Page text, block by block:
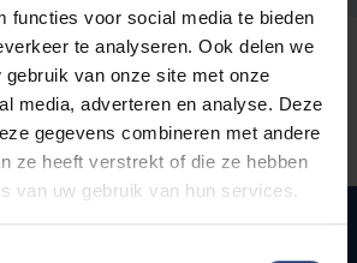
functies voor social media te bieden
te analyseren. Ook delen we
gebruik van onze site met onze
media, adverteren en analyse. Deze
gegevens combineren met andere
ze heeft verstrekt of die ze hebben
van uw gebruik van hun services.